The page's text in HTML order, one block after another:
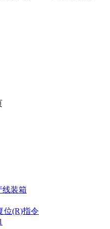
线装箱
位(R)指令